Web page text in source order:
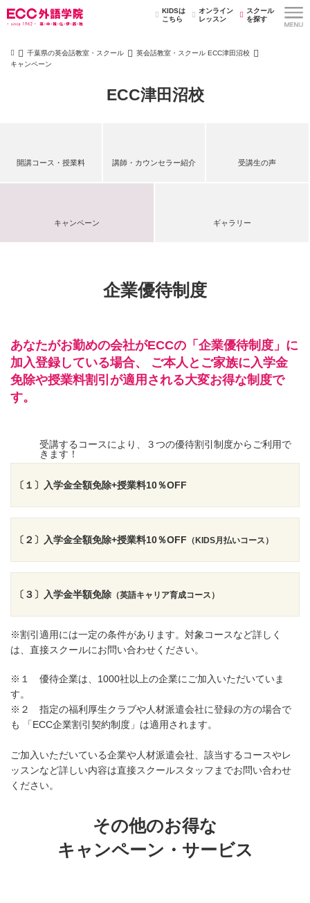
KIDSは
こちら
オンライン
レッスン
スクール
を探す
千葉県の英会話教室・スクール
英会話教室・スクール ECC津田沼校
キャンペーン
ECC津田沼校
開講コース・授業料 講師・カウンセラー紹介 受講生の声
キャンペーン ギャラリー
企業優待制度
あなたがお勤めの会社がECCの「企業優待制度」に
加入登録している場合、
ご本人とご家族に入学金
免除や授業料割引が適用される大変お得な制度で
す。
受講するコースにより、３つの優待割引制度からご利用で
きます！
〔１〕入学金全額免除+授業料10％OFF
〔２〕入学金全額免除+授業料10％OFF （KIDS月払いコース）
〔３〕入学金半額免除 （英語キャリア育成コース）
※割引適用には一定の条件があります。対象コースなど詳しく
は、直接スクールにお問い合わせください。
※１ 優待企業は、1000社以上の企業にご加入いただいていま
す。
※２ 指定の福利厚生クラブや人材派遣会社に登録の方の場合で
も 「ECC企業割引契約制度」は適用されます。
ご加入いただいている企業や人材派遣会社、該当するコースやレ
ッスンなど詳しい内容は直接スクールスタッフまでお問い合わせ
ください。
その他のお得な
キャンペーン・サービス